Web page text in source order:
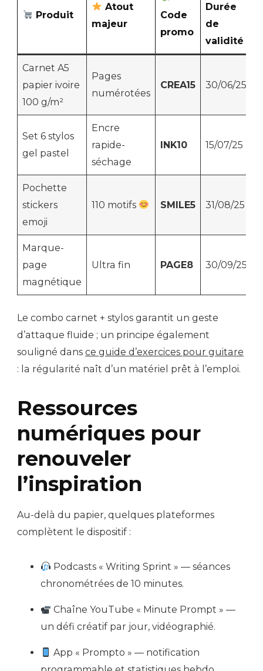
Produit
Atout
majeur
Code
promo
Durée
de
validité
Carnet A5
papier ivoire
100 g/m²
Pages
numérotées
CREA15 30/06/25
Set 6 stylos
gel pastel
Encre
rapide-
séchage
INK10 15/07/25
Pochette
stickers
emoji
110 motifs SMILE5 31/08/25
Marque-
page
magnétique
Ultra fin PAGE8 30/09/25
Le combo carnet + stylos garantit un geste
d’attaque fluide ; un principe également
souligné dans ce guide d’exercices pour guitare
: la régularité naît d’un matériel prêt à l’emploi.
Ressources
numériques pour
renouveler
l’inspiration
Au-delà du papier, quelques plateformes
complètent le dispositif :
Podcasts « Writing Sprint » — séances
chronométrées de 10 minutes.
Chaîne YouTube « Minute Prompt » —
un défi créatif par jour, vidéographié.
App « Prompto » — notification